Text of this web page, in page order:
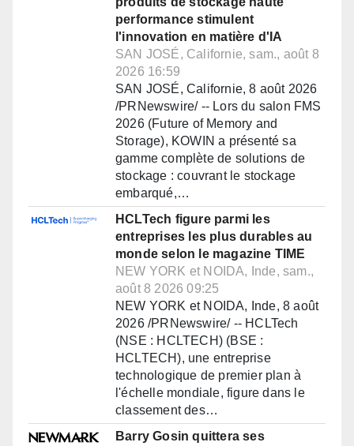
performance stimulent
l'innovation en matière d'IA
SAN JOSÉ, Californie, sam., août 8
2026 16:59
SAN JOSÉ, Californie, 8 août 2026
/PRNewswire/ -- Lors du salon FMS
2026 (Future of Memory and
Storage), KOWIN a présenté sa
gamme complète de solutions de
stockage : couvrant le stockage
embarqué,…
HCLTech figure parmi les
entreprises les plus durables au
monde selon le magazine TIME
NEW YORK et NOIDA, Inde, sam.,
août 8 2026 09:25
NEW YORK et NOIDA, Inde, 8 août
2026 /PRNewswire/ -- HCLTech
(NSE : HCLTECH) (BSE :
HCLTECH), une entreprise
technologique de premier plan à
l'échelle mondiale, figure dans le
classement des…
Barry Gosin quittera ses